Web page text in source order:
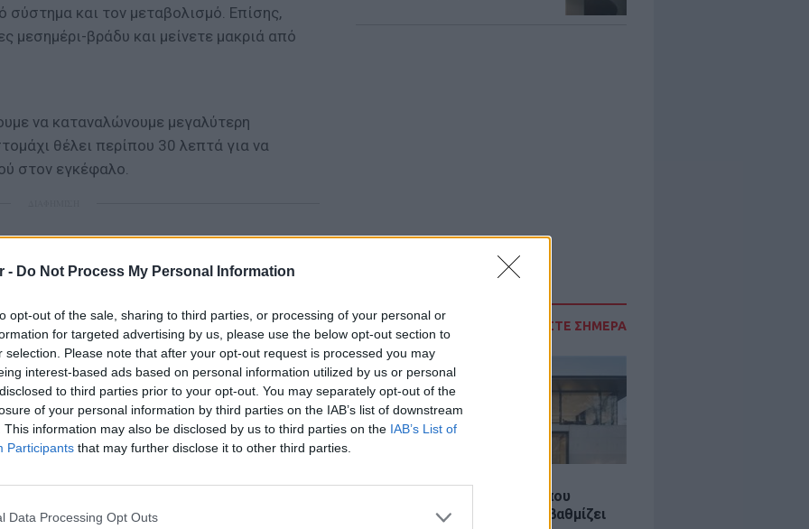
- Do Not Process My Personal Information
opt-out of the sale, sharing to third parties, or processing of your personal or
for targeted advertising by us, please use the below opt-out section to
selection. Please note that after your opt-out request is processed you may
interest-based ads based on personal information utilized by us or personal
to third parties prior to your opt-out. You may separately opt-out of the
of your personal information by third parties on the IAB’s list of downstream
This information may also be disclosed by us to third parties on the IAB’s List of
Participants that may further disclose it to other third parties.
Data Processing Opt Outs
ΔΙΑΒΑΣΤΕ ΣΗΜΕΡΑ
Θερμοπλαστική: Καινοτομία που
εξοικονομεί ενέργεια και αναβαθμίζει
σύστημα και τον μεταβολισμό. Επίσης,
μεσημέρι-βράδυ και μείνετε μακριά από
να καταναλώνουμε μεγαλύτερη
θέλει περίπου 30 λεπτά για να
στον εγκέφαλο.